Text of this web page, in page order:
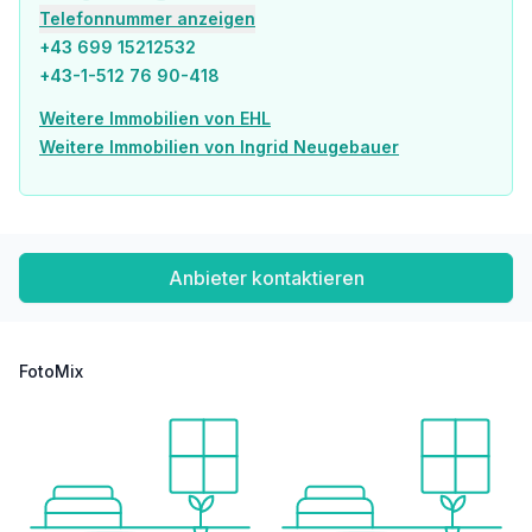
* Dezentrale Wohnraumlüftungen mit Wärmerückgewinnung
* Zusätzlich erwerbbare Hobbyräume (ab ca. 15 bis ca. 40 m²) ankaufbaren Stellplätzen für E-Fahrräder mit absperrbaren Boxen und Lastenfahrrädern
* 143 Eigentumswohnungen
* 10 Hobbyräume (optional erwerbbar)
* Partyraum, Gemeinschaftsraum, Kidszone, Jugendspielplatz, Waschsalon
* Großteils großzügige Freiflächen
* S-Bahn: Station St. Marx (2 Min.), Quartier Belvedere (15 Min.)
* Neue Straßenbahnlinie 18: bis Herbst 2026 direkte Verbindung von Schlachthausgasse (U3) zur U2
* Stadion – damit neue Direktanbindung in den grünen Prater
Telefonnummer anzeigen
+43 699 15212532
+43-1-512 76 90-418
Weitere Immobilien von EHL
Weitere Immobilien von Ingrid Neugebauer
Anbieter kontaktieren
FotoMix